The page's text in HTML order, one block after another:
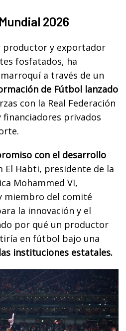
2026
productor y exportador
fosfatados, ha
a través de un
de Fútbol lanzado
con la Real Federación
privados
con el desarrollo
El Habti, presidente de la
Mohammed VI,
miembro del comité
la innovación y el
por qué un productor
en fútbol bajo una
instituciones estatales.